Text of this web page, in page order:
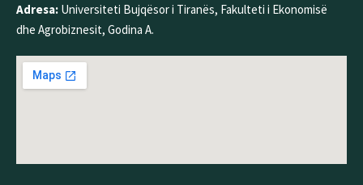
Adresa: Universiteti Bujqësor i Tiranës, Fakulteti i Ekonomisë
dhe Agrobiznesit, Godina A.